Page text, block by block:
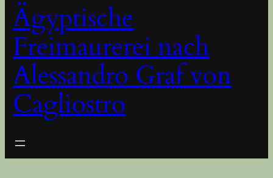
Ägyptische
Freimaurerei nach
Alessandro Graf von
Cagliostro